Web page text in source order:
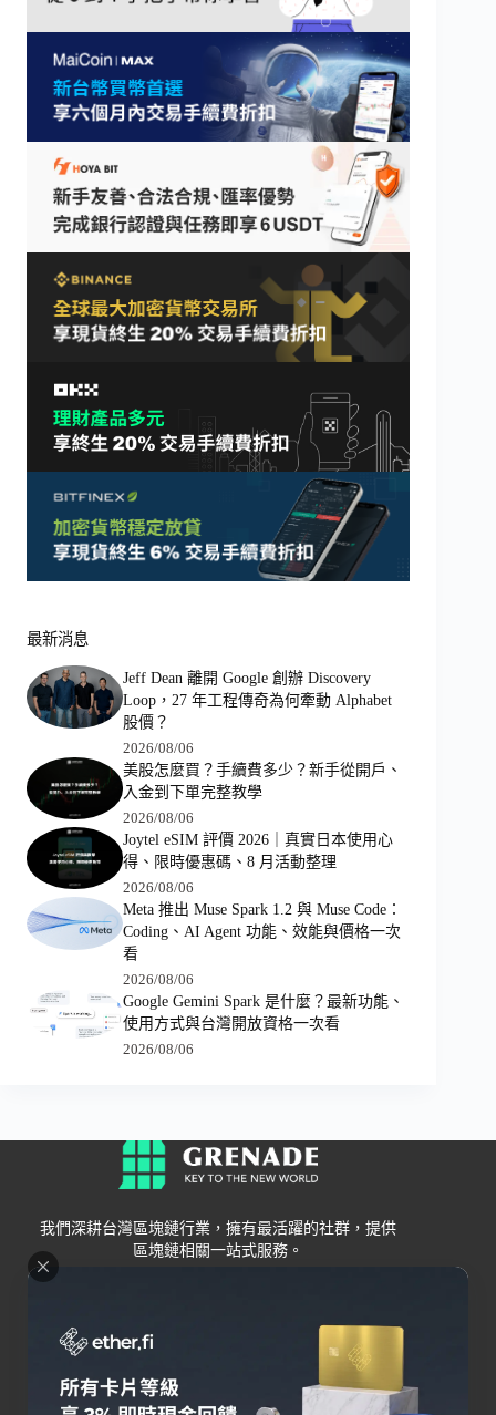
最新消息
Jeff Dean 離開 Google 創辦 Discovery
Loop，27 年工程傳奇為何牽動 Alphabet
股價？
2026/08/06
美股怎麼買？手續費多少？新手從開戶、
入金到下單完整教學
2026/08/06
Joytel eSIM 評價 2026｜真實日本使用心
得、限時優惠碼、8 月活動整理
2026/08/06
Meta 推出 Muse Spark 1.2 與 Muse Code：
Coding、AI Agent 功能、效能與價格一次
看
2026/08/06
Google Gemini Spark 是什麼？最新功能、
使用方式與台灣開放資格一次看
2026/08/06
我們深耕台灣區塊鏈行業，擁有最活躍的社群，提供
區塊鏈相關一站式服務。
Grenade
關於我們
聯絡我們
錢包
交易所
Bybit